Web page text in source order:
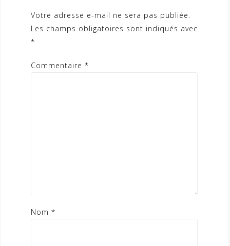
Votre adresse e-mail ne sera pas publiée.
Les champs obligatoires sont indiqués avec
*
Commentaire *
Nom *